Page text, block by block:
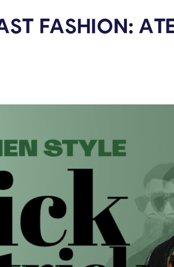
FASHION: